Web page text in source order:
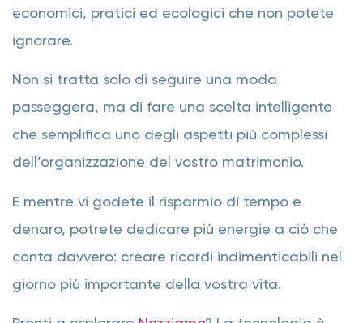
economici, pratici ed ecologici che non potete
ignorare.
Non si tratta solo di seguire una moda
passeggera, ma di fare una scelta intelligente
che semplifica uno degli aspetti più complessi
dell’organizzazione del vostro matrimonio.
E mentre vi godete il risparmio di tempo e
denaro, potrete dedicare più energie a ciò che
conta davvero: creare ricordi indimenticabili nel
giorno più importante della vostra vita.